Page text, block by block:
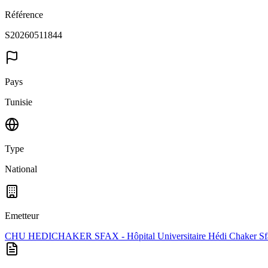
Référence
S20260511844
Pays
Tunisie
Type
National
Emetteur
CHU HEDICHAKER SFAX - Hôpital Universitaire Hédi Chaker